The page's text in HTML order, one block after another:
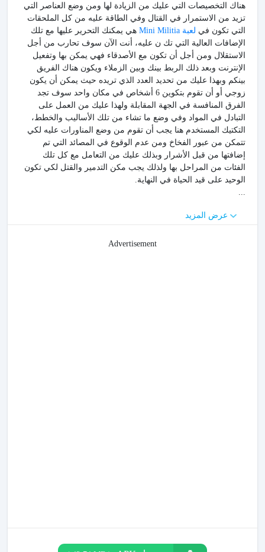
هناك التخصيصات التي عليك من الزيادة لها ومن وضع العناصر التي
تزيد من الاستمرار في القتال وفي الطاقة عليه من كل الملحقات
التي تكون في لعبة Mini Militia
هي يمكنك التحرير عليها مع تلك
الإضافات العالية التي تك ن عليه، أنت الآن سوف تحارب من أجل
الاستقلال ومن أجل أن تكون مع الأصدقاء فهي يمكن بها وتفعيل
الإنترنت وبعد ذلك الربط بينك وبين الزملاء ويكون هناك الفريق
بينكم وبهذا عليك من تحديد العدد الذي تريده حيث يمكن أن يكون
زوجي أو أن تقوم بتكوين 6 أشخاص في مكان واحد سوف تجد
الفرق المنافسة في الجهة المقابلة ولهذا عليك من العمل على
التبادل في المواد وفي وضع ما تشاء من تلك الأساليب والخطط،
التكتيك المستخدم هنا يجب أن تقوم من وضع المناورات عليه لكي
تتمكن من عبور الفخاخ ومن عدم الوقوع في المصائد التي تم
إضافتها من قبل الأشرار وبذلك عليك من التعامل مع كل تلك
الفئات من المراحل بها ولذلك يجب مكن التدمير والقتل لكي تكون
الوحيد على قيد الحياة في النهاية.
عرض المزيد
Advertisement